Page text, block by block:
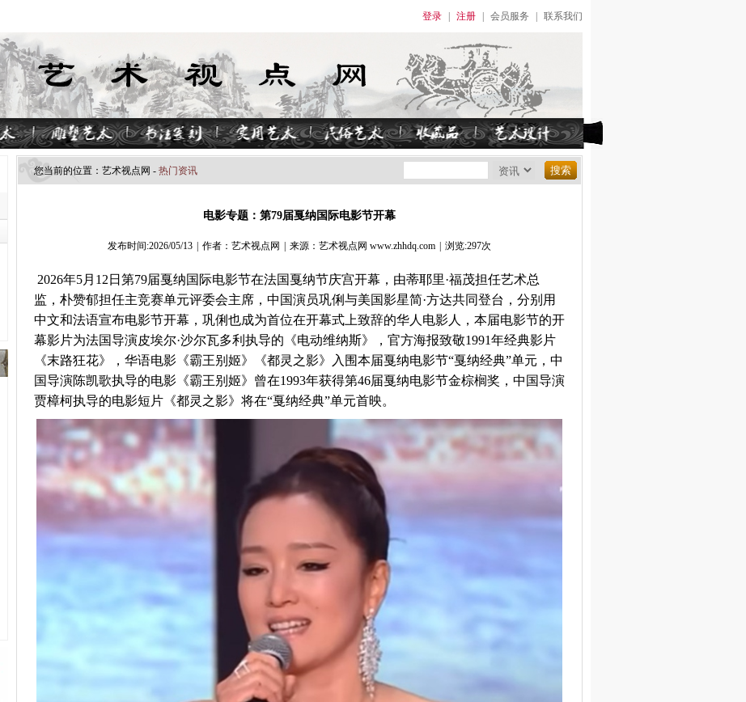
登录 注册 会员服务 联系我们
您当前的位置： 艺术视点​网 - 热门资讯
电影专题：第79届戛纳国际电影节开幕
发布时间:2026/05/13 作者：艺术视点网 来源：艺术视点网 www.zhhdq.com 浏览:297次
2026年5月12日第79届戛纳国际电影节在法国戛纳节庆宫开幕，由蒂耶里·福茂担任艺术总
监，朴赞郁担任主竞赛单元评委会主席，中国演员‌巩俐‌与美国影星简·方达共同登台，分别用
中文和法语宣布电影节开幕，巩俐也成为首位在开幕式上致辞的华人电影人，本届电影节的开
幕影片为法国导演皮埃尔·沙尔瓦多利执导的《‌电动维纳斯‌》，官方海报致敬1991年经典影片
《末路狂花》，华语电影《霸王别姬》《都灵之影》入围本届戛纳电影节“戛纳经典”单元，中
国导演陈凯歌执导的电影《霸王别姬》曾在1993年获得第46届戛纳电影节金棕榈奖，中国导演
贾樟柯执导的电影短片《都灵之影》将在“戛纳经典”单元首映。